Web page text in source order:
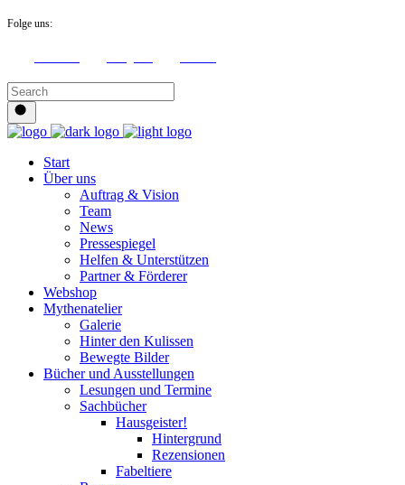
Folge uns:
Start
Über uns
Auftrag & Vision
Team
News
Pressespiegel
Helfen & Unterstützen
Partner & Förderer
Webshop
Mythenatelier
Galerie
Hinter den Kulissen
Bewegte Bilder
Bücher und Ausstellungen
Lesungen und Termine
Sachbücher
Hausgeister!
Hintergrund
Rezensionen
Fabeltiere